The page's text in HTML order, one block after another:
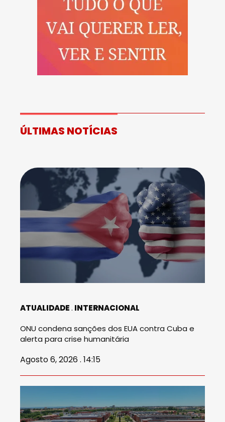
ÚLTIMAS NOTÍCIAS
ATUALIDADE INTERNACIONAL
ONU condena sanções dos EUA contra Cuba e
alerta para crise humanitária
Agosto 6, 2026 . 14:15